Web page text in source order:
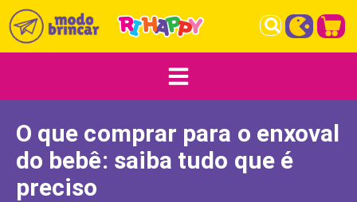
O que comprar para o enxoval
do bebê: saiba tudo que é
preciso